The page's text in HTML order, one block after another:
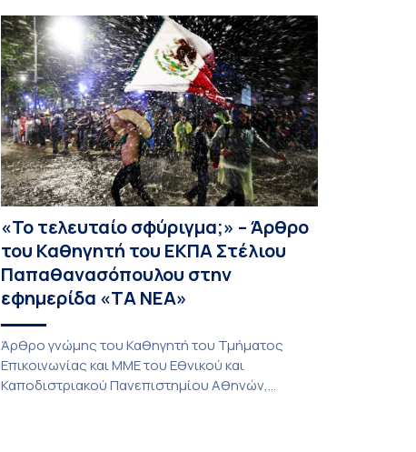
δράση εντάσσεται στη διευρυμένη καμπάνια
ευαισθητοποίησης που υλοποιεί το ΕΛΙΑΜΕΠ
στο πλαίσιο του ευρωπαϊκού έργου GEMS | Το
Οικοσύστημα των Διαδικτυακών […]
«Το τελευταίο σφύριγμα;» – Άρθρο
του Καθηγητή του ΕΚΠΑ Στέλιου
Παπαθανασόπουλου στην
εφημερίδα «ΤΑ ΝΕΑ»
Άρθρο γνώμης του Καθηγητή του Τμήματος
Επικοινωνίας και ΜΜΕ του Εθνικού και
Καποδιστριακού Πανεπιστημίου Αθηνών,